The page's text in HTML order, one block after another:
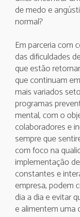
de medo e
normal?
Em parceria com
das dificuldades
que estão
que continuam
mais variados
programas
mental, com o
colaboradores e
sempre que
com foco na
implementação
constantes e
empresa, podem
dia a dia e evitar
e alimentem uma